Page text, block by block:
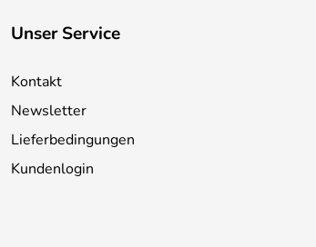
Unser Service
Kontakt
Newsletter
Lieferbedingungen
Kundenlogin